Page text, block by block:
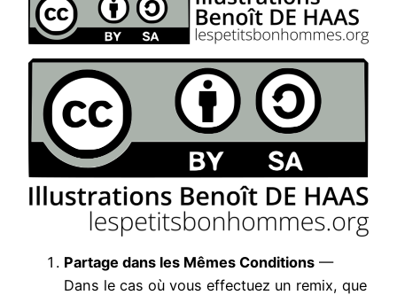
Partage dans les Mêmes Conditions —
Dans le cas où vous effectuez un remix, que